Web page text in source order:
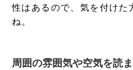
性はあるので、気を付けた
ね。
周囲の雰囲気や空気を読